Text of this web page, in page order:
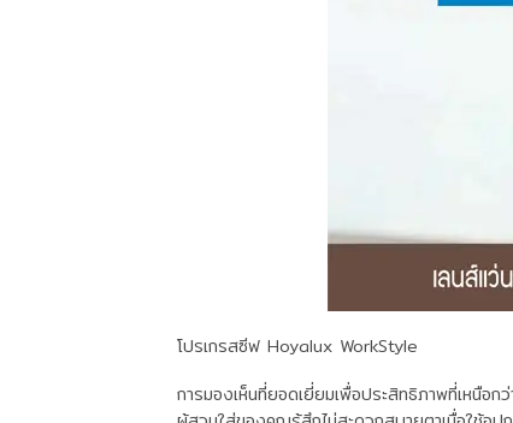
โปรเกรสซีฟ Hoyalux WorkStyle
การมองเห็นที่ยอดเยี่ยมเพื่อประสิทธิภาพที่เหนือกว่